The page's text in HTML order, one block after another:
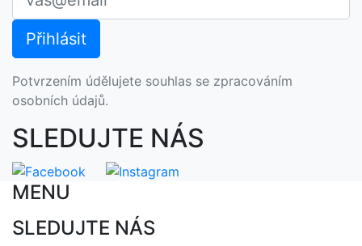
Potvrzením údělujete souhlas se zpracováním
osobních údajů.
SLEDUJTE NÁS
MENU
SLEDUJTE NÁS